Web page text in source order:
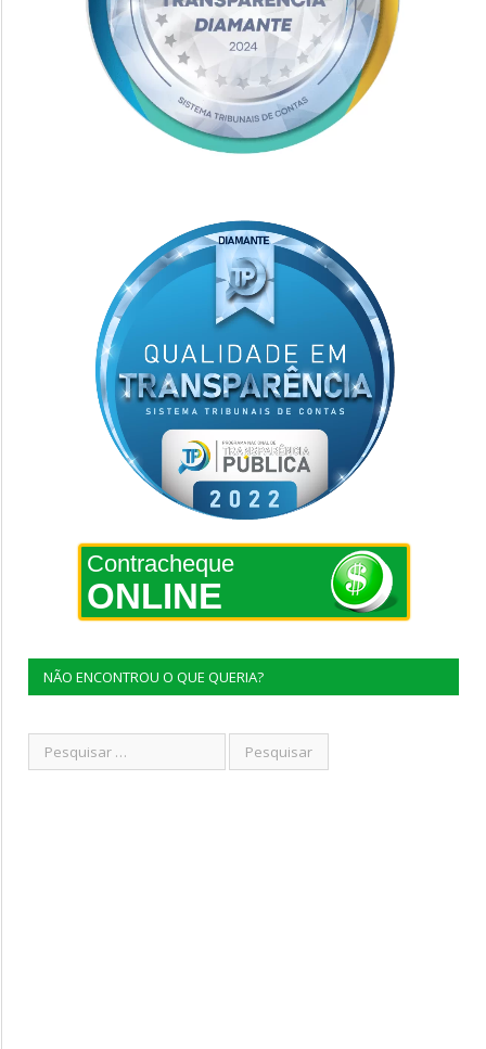
Contracheque
ONLINE
NÃO ENCONTROU O QUE QUERIA?